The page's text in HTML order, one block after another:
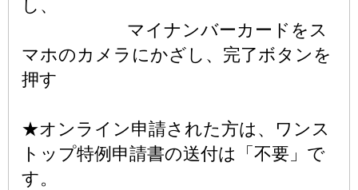
し、
マイナンバーカードをス
マホのカメラにかざし、完了ボタンを
押す
★オンライン申請された方は、ワンス
トップ特例申請書の送付は「不要」で
す。